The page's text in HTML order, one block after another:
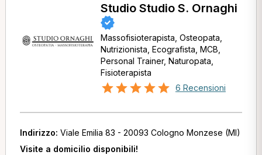
Studio Studio S. Ornaghi
Massofisioterapista, Osteopata,
Nutrizionista, Ecografista, MCB,
Personal Trainer, Naturopata,
Fisioterapista
6 Recensioni
Indirizzo: Viale Emilia 83 - 20093 Cologno Monzese (MI)
Visite a domicilio disponibili!